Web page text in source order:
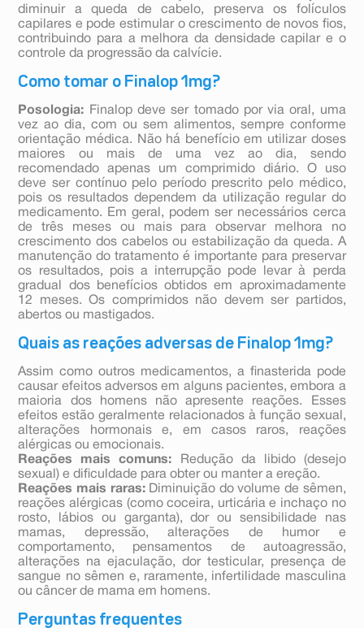
diminuir a queda de cabelo, preserva os folículos
capilares e pode estimular o crescimento de novos fios,
contribuindo para a melhora da densidade capilar e o
controle da progressão da calvície.
Como tomar o Finalop 1mg?
Posologia:
Finalop deve ser tomado por via oral, uma
vez ao dia, com ou sem alimentos, sempre conforme
orientação médica. Não há benefício em utilizar doses
maiores ou mais de uma vez ao dia, sendo
recomendado apenas um comprimido diário. O uso
deve ser contínuo pelo período prescrito pelo médico,
pois os resultados dependem da utilização regular do
medicamento. Em geral, podem ser necessários cerca
de três meses ou mais para observar melhora no
crescimento dos cabelos ou estabilização da queda. A
manutenção do tratamento é importante para preservar
os resultados, pois a interrupção pode levar à perda
gradual dos benefícios obtidos em aproximadamente
12 meses. Os comprimidos não devem ser partidos,
abertos ou mastigados.
Quais as reações adversas de Finalop 1mg?
Assim como outros medicamentos, a finasterida pode
causar efeitos adversos em alguns pacientes, embora a
maioria dos homens não apresente reações. Esses
efeitos estão geralmente relacionados à função sexual,
alterações hormonais e, em casos raros, reações
alérgicas ou emocionais.
Reações mais comuns: Redução da libido (desejo
sexual) e dificuldade para obter ou manter a ereção.
Reações mais raras:Diminuição do volume de sêmen,
reações alérgicas (como coceira, urticária e inchaço no
rosto, lábios ou garganta), dor ou sensibilidade nas
mamas, depressão, alterações de humor e
comportamento, pensamentos de autoagressão,
alterações na ejaculação, dor testicular, presença de
sangue no sêmen e, raramente, infertilidade masculina
ou câncer de mama em homens.
Perguntas frequentes